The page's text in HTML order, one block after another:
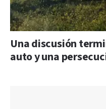
Una discusión
auto y una